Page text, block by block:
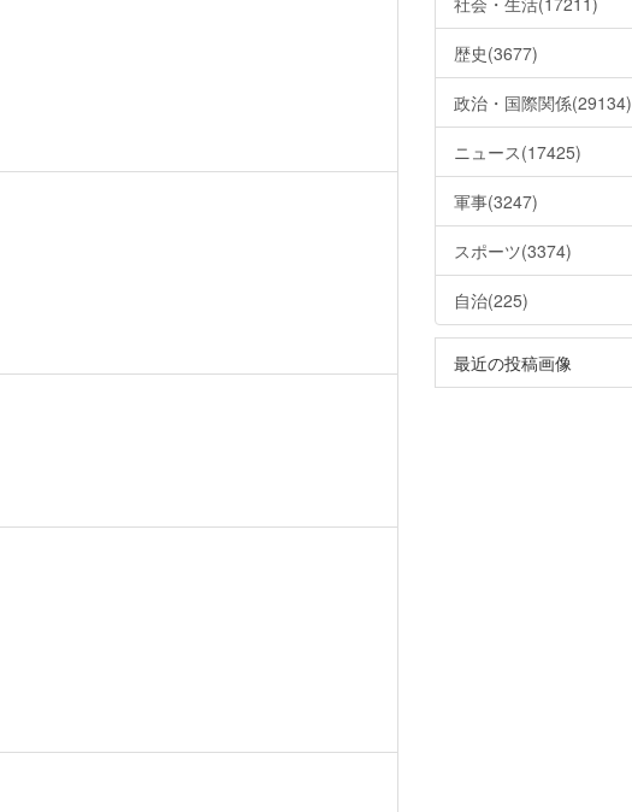
歴史(3677)
政治・国際関係(29134)
ニュース(17425)
軍事(3247)
スポーツ(3374)
自治(225)
最近の投稿画像